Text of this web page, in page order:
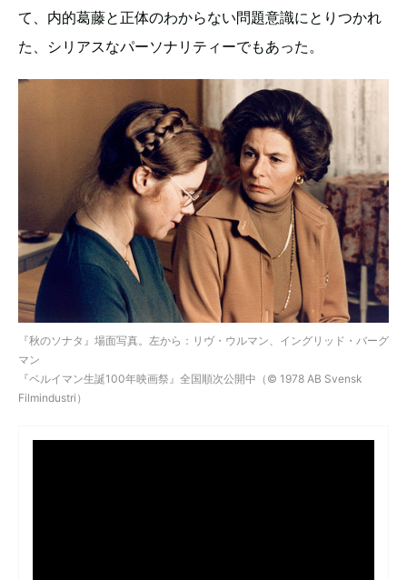
て、内的葛藤と正体のわからない問題意識にとりつかれ
た、シリアスなパーソナリティーでもあった。
『秋のソナタ』場面写真。左から：リヴ・ウルマン、イングリッド・バーグ
マン
『ベルイマン生誕100年映画祭』全国順次公開中（© 1978 AB Svensk
Filmindustri）